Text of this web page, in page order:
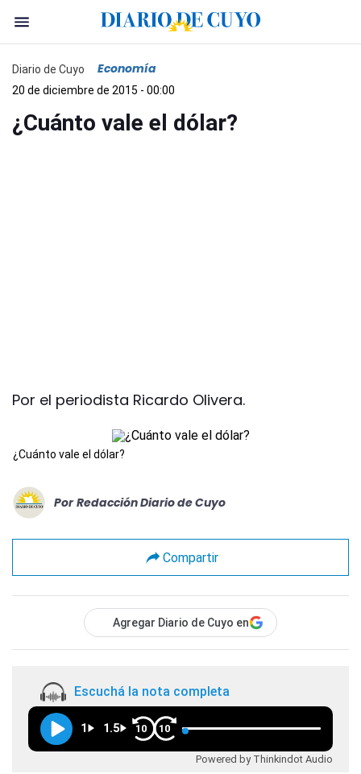
Diario de Cuyo Economía
20 de diciembre de 2015 - 00:00
¿Cuánto vale el dólar?
Por el periodista Ricardo Olivera.
¿Cuánto vale el dólar?
Por Redacción Diario de Cuyo
Compartir
Agregar Diario de Cuyo en
Escuchá la nota completa
1 1.5 10 10
Powered by Thinkindot Audio